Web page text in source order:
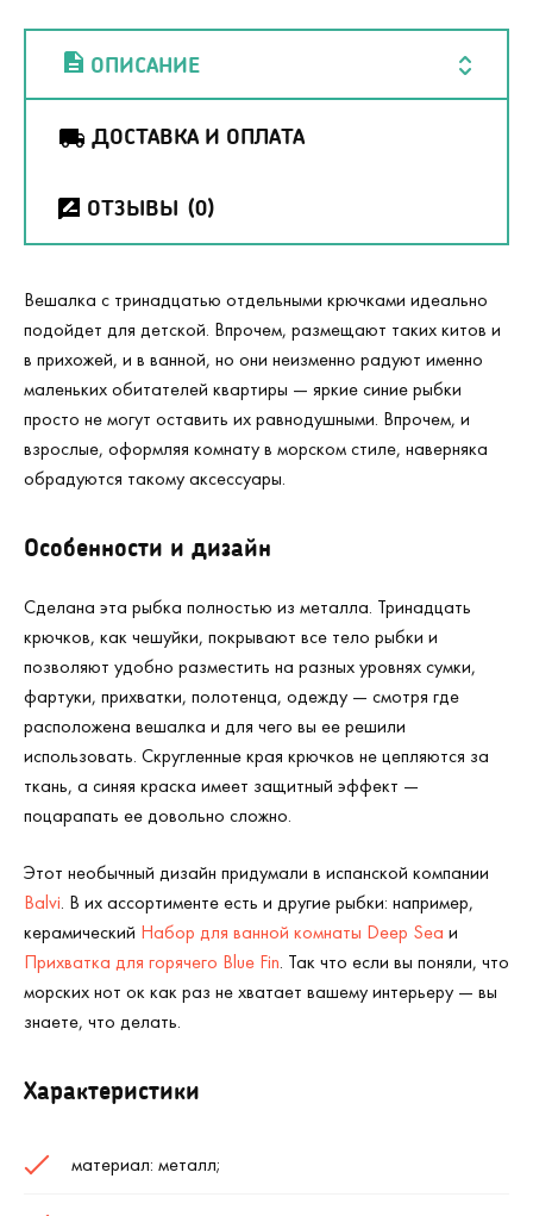
ОПИСАНИЕ
ДОСТАВКА И ОПЛАТА
ОТЗЫВЫ (0)
Вешалка с тринадцатью отдельными крючками идеально
подойдет для детской. Впрочем, размещают таких китов и
в прихожей, и в ванной, но они неизменно радуют именно
маленьких обитателей квартиры — яркие синие рыбки
просто не могут оставить их равнодушными. Впрочем, и
взрослые, оформляя комнату в морском стиле, наверняка
обрадуются такому аксессуары.
Особенности и дизайн
Сделана эта рыбка полностью из металла. Тринадцать
крючков, как чешуйки, покрывают все тело рыбки и
позволяют удобно разместить на разных уровнях сумки,
фартуки, прихватки, полотенца, одежду — смотря где
расположена вешалка и для чего вы ее решили
использовать. Скругленные края крючков не цепляются за
ткань, а синяя краска имеет защитный эффект —
поцарапать ее довольно сложно.
Этот необычный дизайн придумали в испанской компании
Balvi. В их ассортименте есть и другие рыбки: например,
керамический Набор для ванной комнаты Deep Sea и
Прихватка для горячего Blue Fin. Так что если вы поняли, что
морских нот ок как раз не хватает вашему интерьеру — вы
знаете, что делать.
Характеристики
материал: металл;